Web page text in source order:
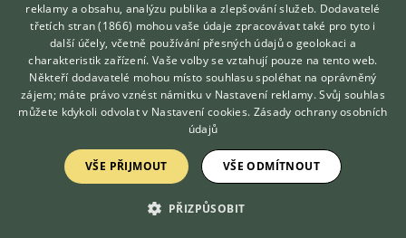
PŘIDEJTE REAKCI
Hledáte zvířecího kamaráda?
Zdarma vám poradí
VETERINÁŘ ONLINE
KONZULTOVAT S
VETERINÁŘEM
reklamy a obsahu, analýzu publika a zlepšování služeb. Dodavatelé
třetích stran (1866) mohou vaše údaje zpracovávat také pro tyto i
další účely, včetně používání přesných údajů o geolokaci a
charakteristik zařízení. Vaše volby se vztahují pouze na tento web.
Někteří dodavatelé mohou místo souhlasu spoléhat na oprávněný
zájem; máte právo vznést námitku v Nastavení reklamy. Svůj souhlas
můžete kdykoli odvolat v Nastavení cookies. Zásady ochrany osobních
údajů
VŠE PŘIJMOUT VŠE ODMÍTNOUT
PŘIZPŮSOBIT